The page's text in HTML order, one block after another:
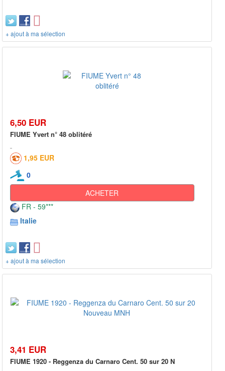
+ ajout à ma sélection
6,50 EUR
FIUME Yvert n° 48 oblitéré
1,95 EUR
0
ACHETER
FR - 59***
Italie
+ ajout à ma sélection
3,41 EUR
FIUME 1920 - Reggenza du Carnaro Cent. 50 sur 20 N